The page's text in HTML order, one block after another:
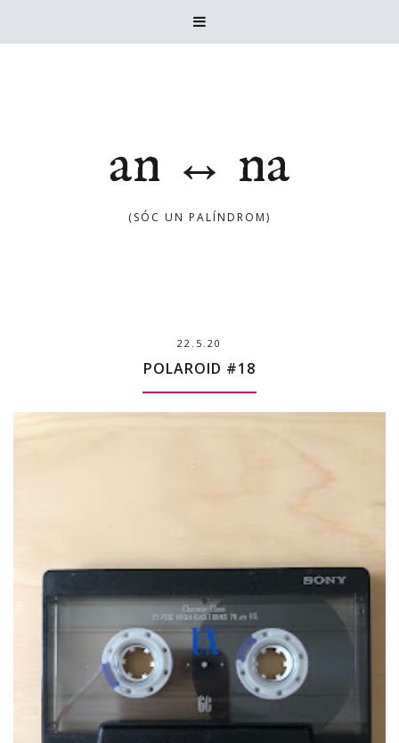

an ↔ na
(SÓC UN PALÍNDROM)
22.5.20
POLAROID #18